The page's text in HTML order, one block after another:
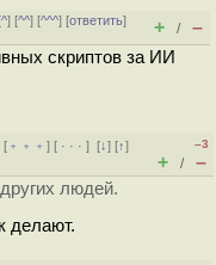
^] [^^] [^^^] [ответить]
+ / –
скриптов за ИИ
[ ﹢﹢﹢] [ · · ·][↓] [↑]
–3
+ / –
людей.
делают.